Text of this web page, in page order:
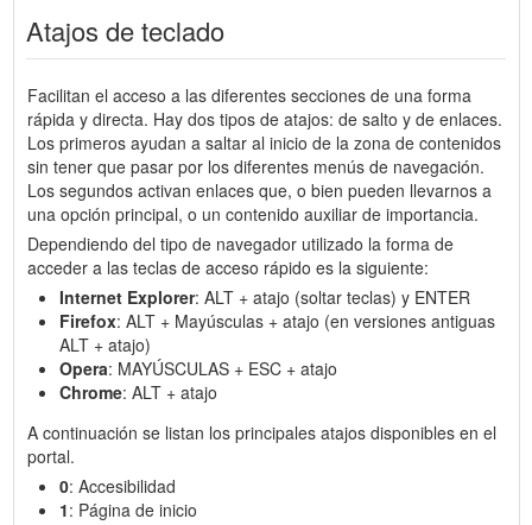
Atajos de teclado
Facilitan el acceso a las diferentes secciones de una forma
rápida y directa. Hay dos tipos de atajos: de salto y de enlaces.
Los primeros ayudan a saltar al inicio de la zona de contenidos
sin tener que pasar por los diferentes menús de navegación.
Los segundos activan enlaces que, o bien pueden llevarnos a
una opción principal, o un contenido auxiliar de importancia.
Dependiendo del tipo de navegador utilizado la forma de
acceder a las teclas de acceso rápido es la siguiente:
Internet Explorer: ALT + atajo (soltar teclas) y ENTER
Firefox: ALT + Mayúsculas + atajo (en versiones antiguas
ALT + atajo)
Opera: MAYÚSCULAS + ESC + atajo
Chrome: ALT + atajo
A continuación se listan los principales atajos disponibles en el
portal.
0: Accesibilidad
1: Página de inicio